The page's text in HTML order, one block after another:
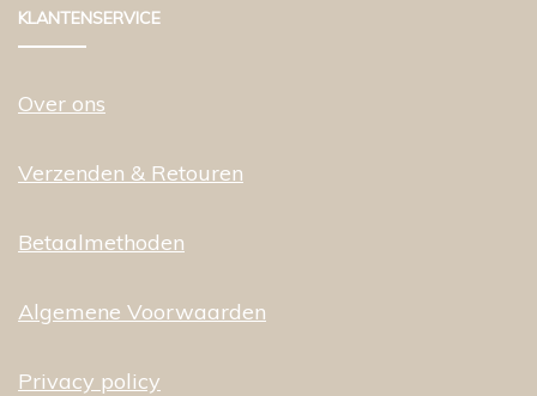
KLANTENSERVICE
Over ons
Verzenden & Retouren
Betaalmethoden
Algemene Voorwaarden
Privacy policy